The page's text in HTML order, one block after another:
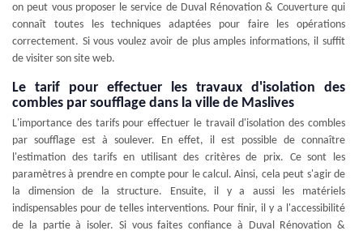
on peut vous proposer le service de Duval Rénovation & Couverture qui
connaît toutes les techniques adaptées pour faire les opérations
correctement. Si vous voulez avoir de plus amples informations, il suffit
de visiter son site web.
Le tarif pour effectuer les travaux d'isolation des
combles par soufflage dans la ville de Maslives
L'importance des tarifs pour effectuer le travail d'isolation des combles
par soufflage est à soulever. En effet, il est possible de connaître
l'estimation des tarifs en utilisant des critères de prix. Ce sont les
paramètres à prendre en compte pour le calcul. Ainsi, cela peut s'agir de
la dimension de la structure. Ensuite, il y a aussi les matériels
indispensables pour de telles interventions. Pour finir, il y a l'accessibilité
de la partie à isoler. Si vous faites confiance à Duval Rénovation &